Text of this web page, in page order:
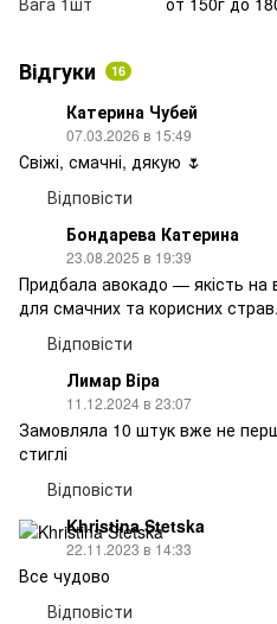
Відгуки 16
Катерина Чубей
07.03.2026 в 15:49
Свіжі, смачні, дякую 🌷
Відповісти
Бондарева Катерина
23.08.2025 в 19:39
Придбала авокадо — якість на
для смачних та корисних страв.
Відповісти
Лимар Віра
11.12.2024 в 23:07
Замовляла 10 штук вже не
стиглі
Відповісти
Khristina Stetska
22.11.2023 в 14:33
Все чудово
Відповісти